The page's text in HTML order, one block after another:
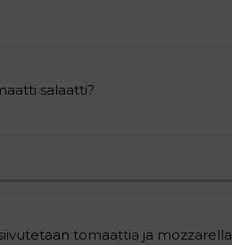
salaatti?
tomaattia ja